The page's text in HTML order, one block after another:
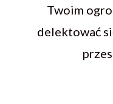
Twoim
delektować